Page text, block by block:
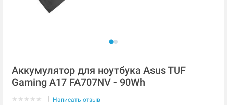
Аккумулятор для ноутбука Asus TUF
Gaming A17 FA707NV - 90Wh
★ ★ ★ ★ ★ | Написать отзыв